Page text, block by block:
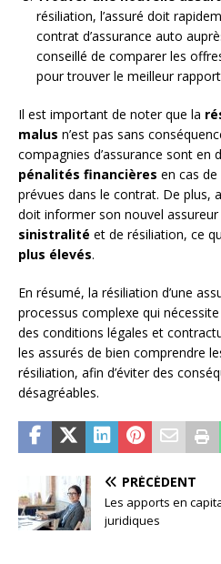
résiliation, l’assuré doit
contrat d’assurance auto
conseillé de comparer les
pour trouver le meilleur
Il est important de noter que la
malus n’est pas sans
compagnies d’assurance sont en
pénalités financières en cas
prévues dans le contrat. De plus,
doit informer son nouvel assureur
sinistralité et de résiliation, ce
plus élevés.
En résumé, la résiliation d’une
processus complexe qui
des conditions légales et
les assurés de bien comprendre
résiliation, afin d’éviter des
désagréables.
PRÉCÉDENT
Les apports en
juridiques